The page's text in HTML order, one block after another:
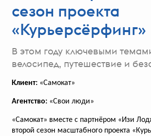
сезон проекта
«Курьерсёрфинг»
В этом году ключевыми
велосипед, путешествие и
Клиент: «Самокат»
Агентство: «Свои люди»
«Самокат» вместе с партнёром «Изи
второй сезон масштабного проекта
Кейс TanukiFamily: как PR-
сменить фамилию, имя
Общий охват истории за три